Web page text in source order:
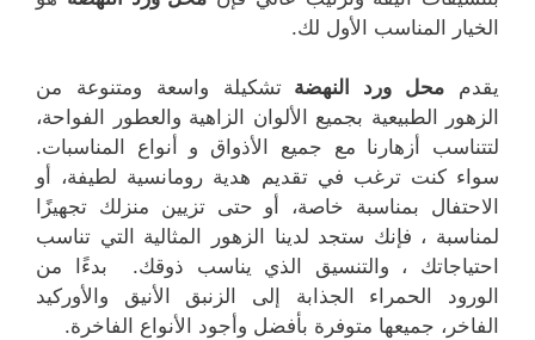
الخيار المناسب الأول لك.
يقدم محل ورد النهضةتشكيلة واسعة ومتنوعة من
الزهور الطبيعية بجميع الألوان الزاهية والعطور الفواحة،
لتتناسب أزهارنا مع جميع الأذواق و أنواع المناسبات.
سواء كنت ترغب في تقديم هدية رومانسية لطيفة، أو
الاحتفال بمناسبة خاصة، أو حتى تزيين منزلك تجهيزًا
لمناسبة ، فإنك ستجد لدينا الزهور المثالية التي تناسب
احتياجاتك ، والتنسيق الذي يناسب ذوقك. بدءًا من
الورود الحمراء الجذابة إلى الزنبق الأنيق والأوركيد
الفاخر، جميعها متوفرة بأفضل وأجود الأنواع الفاخرة.